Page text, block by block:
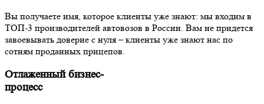
Вы получаете имя, которое клиенты уже знают: мы входим в
ТОП-3 производителей автовозов в России. Вам не придется
завоевывать доверие с нуля – клиенты уже знают нас по
сотням проданных прицепов.
Отлаженный бизнес-
процесс